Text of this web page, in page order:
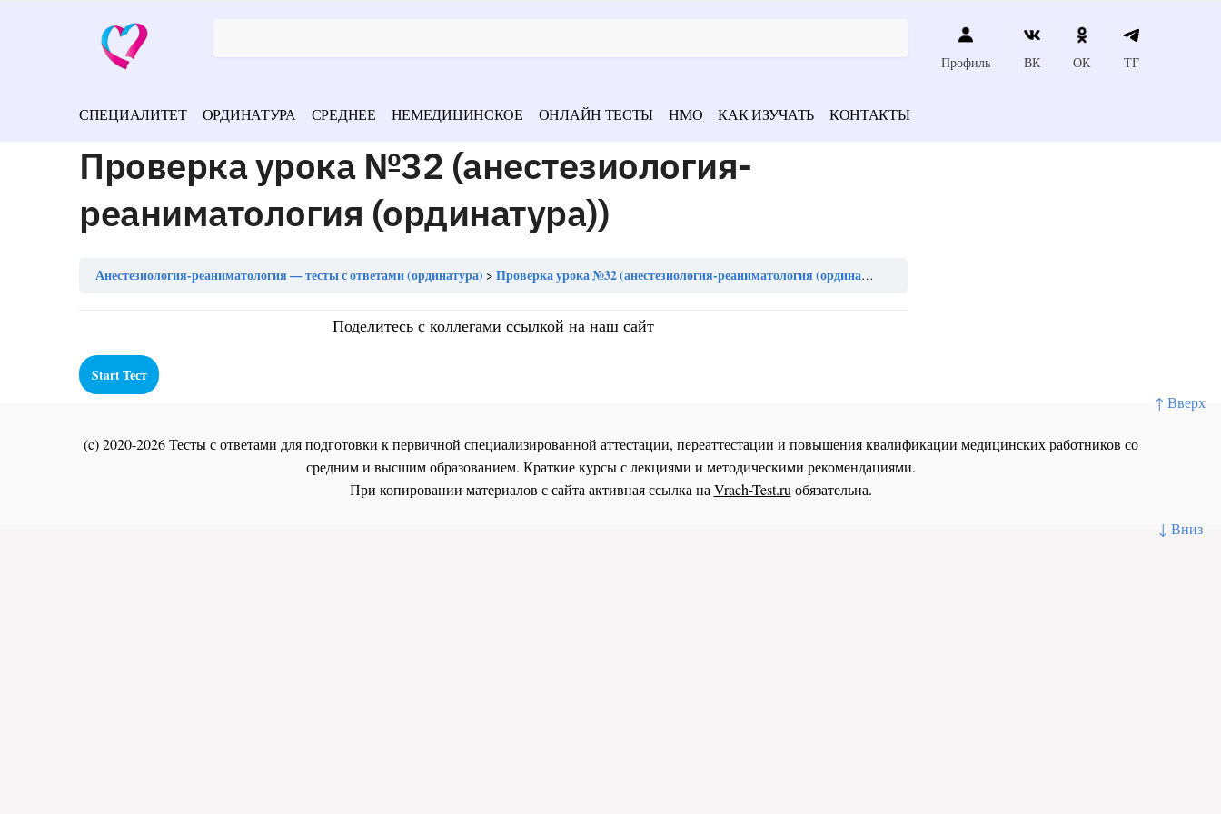
↑ Вверх
↓ Вниз
Профиль ВК ОК ТГ
СПЕЦИАЛИТЕТ ОРДИНАТУРА СРЕДНЕЕ НЕМЕДИЦИНСКОЕ ОНЛАЙН ТЕСТЫ НМО КАК ИЗУЧАТЬ КОНТАКТЫ
Проверка урока №32 (анестезиология-
реаниматология (ординатура))
Анестезиология-реаниматология — тесты с ответами (ординатура) Проверка урока №32 (анестезиология-реаниматология (ординатура))
Поделитесь с коллегами ссылкой на наш сайт
(c) 2020-2026 Тесты с ответами для подготовки к первичной специализированной аттестации, переаттестации и повышения квалификации медицинских работников со
средним и высшим образованием. Краткие курсы с лекциями и методическими рекомендациями.
При копировании материалов с сайта активная ссылка на Vrach-Test.ru обязательна.